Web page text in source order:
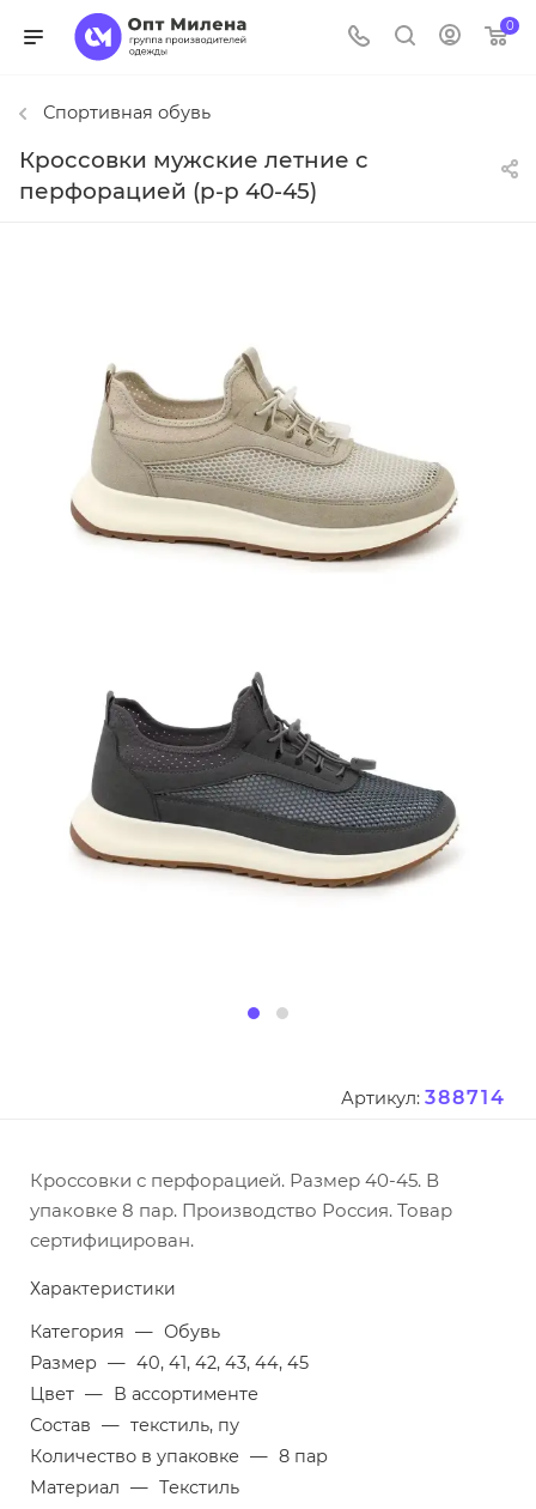
0
Спортивная обувь
Кроссовки мужские летние с
перфорацией (р-р 40-45)
Артикул: 388714
Кроссовки с перфорацией. Размер 40-45. В
упаковке 8 пар. Производство Россия. Товар
сертифицирован.
Характеристики
Категория — Обувь
Размер — 40, 41, 42, 43, 44, 45
Цвет — В ассортименте
Состав — текстиль, пу
Количество в упаковке — 8 пар
Материал — Текстиль